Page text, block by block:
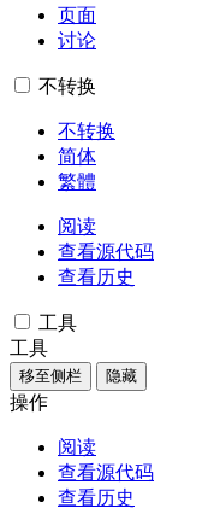
页面
讨论
不转换
不转换
简体
繁體
阅读
查看源代码
查看历史
工具
工具
移至侧栏 隐藏
操作
阅读
查看源代码
查看历史